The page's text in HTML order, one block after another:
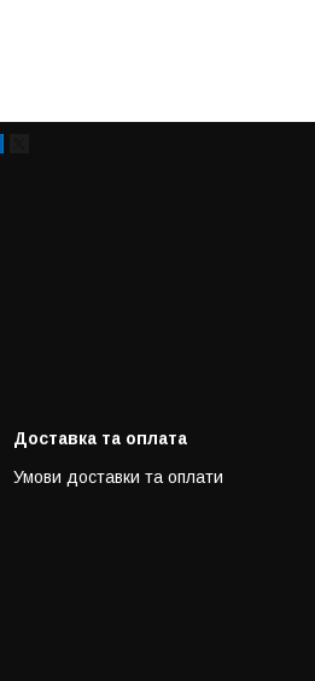
Доставка та оплата
Умови доставки та оплати